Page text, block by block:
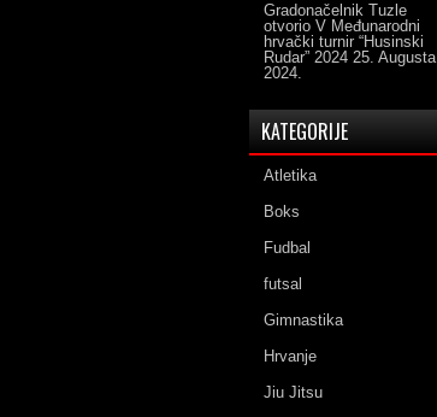
Gradonačelnik Tuzle
otvorio V Međunarodni
hrvački turnir “Husinski
Rudar” 2024 25. Augusta
2024.
KATEGORIJE
Atletika
Boks
Fudbal
futsal
Gimnastika
Hrvanje
Jiu Jitsu